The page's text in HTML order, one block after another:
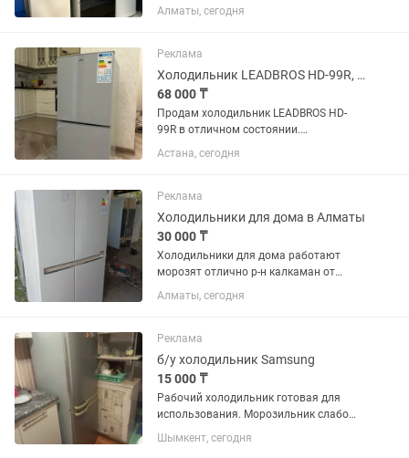
Алматы, сегодня
Реклама
Холодильник LEADBROS HD-99R, 6 месяцев использования
68 000 ₸
Продам холодильник LEADBROS HD-
99R в отличном состоянии.
Использовался всего 6 месяцев.
Полностью в рабочем состоянии,
и снаружи чистый, использовался
аккуратно....
Астана, сегодня
Реклама
Холодильники для дома в Алматы
30 000 ₸
Холодильники для дома работают
морозят отлично р-н калкаман от
30тыс и выше
Алматы, сегодня
Реклама
б/у холодильник Samsung
15 000 ₸
Рабочий холодильник готовая для
использования. Морозильник слабо
работает
Шымкент, сегодня